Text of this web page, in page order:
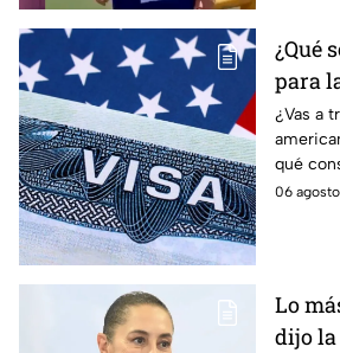
¿Qué
para
y por
¿Vas a
qué
06
Lo
dijo